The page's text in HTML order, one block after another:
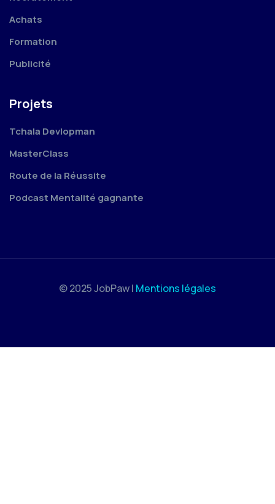
Achats
Formation
Publicité
Projets
Tchala Devlopman
MasterClass
Route de la Réussite
Podcast Mentalité gagnante
© 2025 JobPaw | Mentions légales